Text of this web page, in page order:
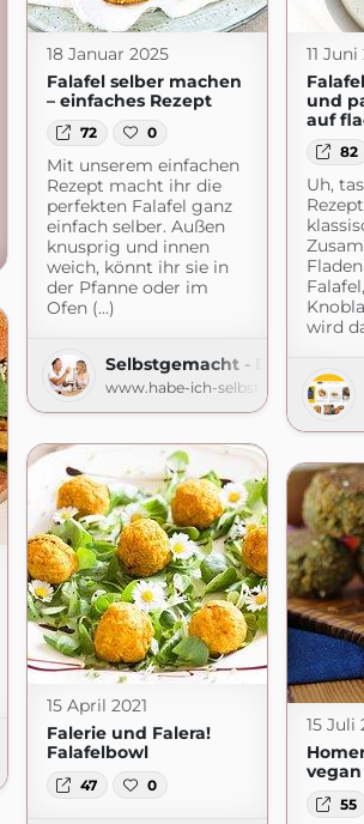
18 Januar 2025
Falafel selber machen
– einfaches Rezept
72 0
Mit unserem einfachen
Rezept macht ihr die
perfekten Falafel ganz
einfach selber. Außen
knusprig und innen
weich, könnt ihr sie in
der Pfanne oder im
Ofen (...)
Selbstgemacht - Der Foodblog
www.habe-ich-selbstgemacht.de
11
und
auf
82
Uh,
wird
15 April 2021
Falerie und Falera!
Falafelbowl
47 0
15 Juli
55